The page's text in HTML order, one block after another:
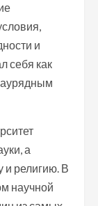
и
себя как
а
и религию. В
научной